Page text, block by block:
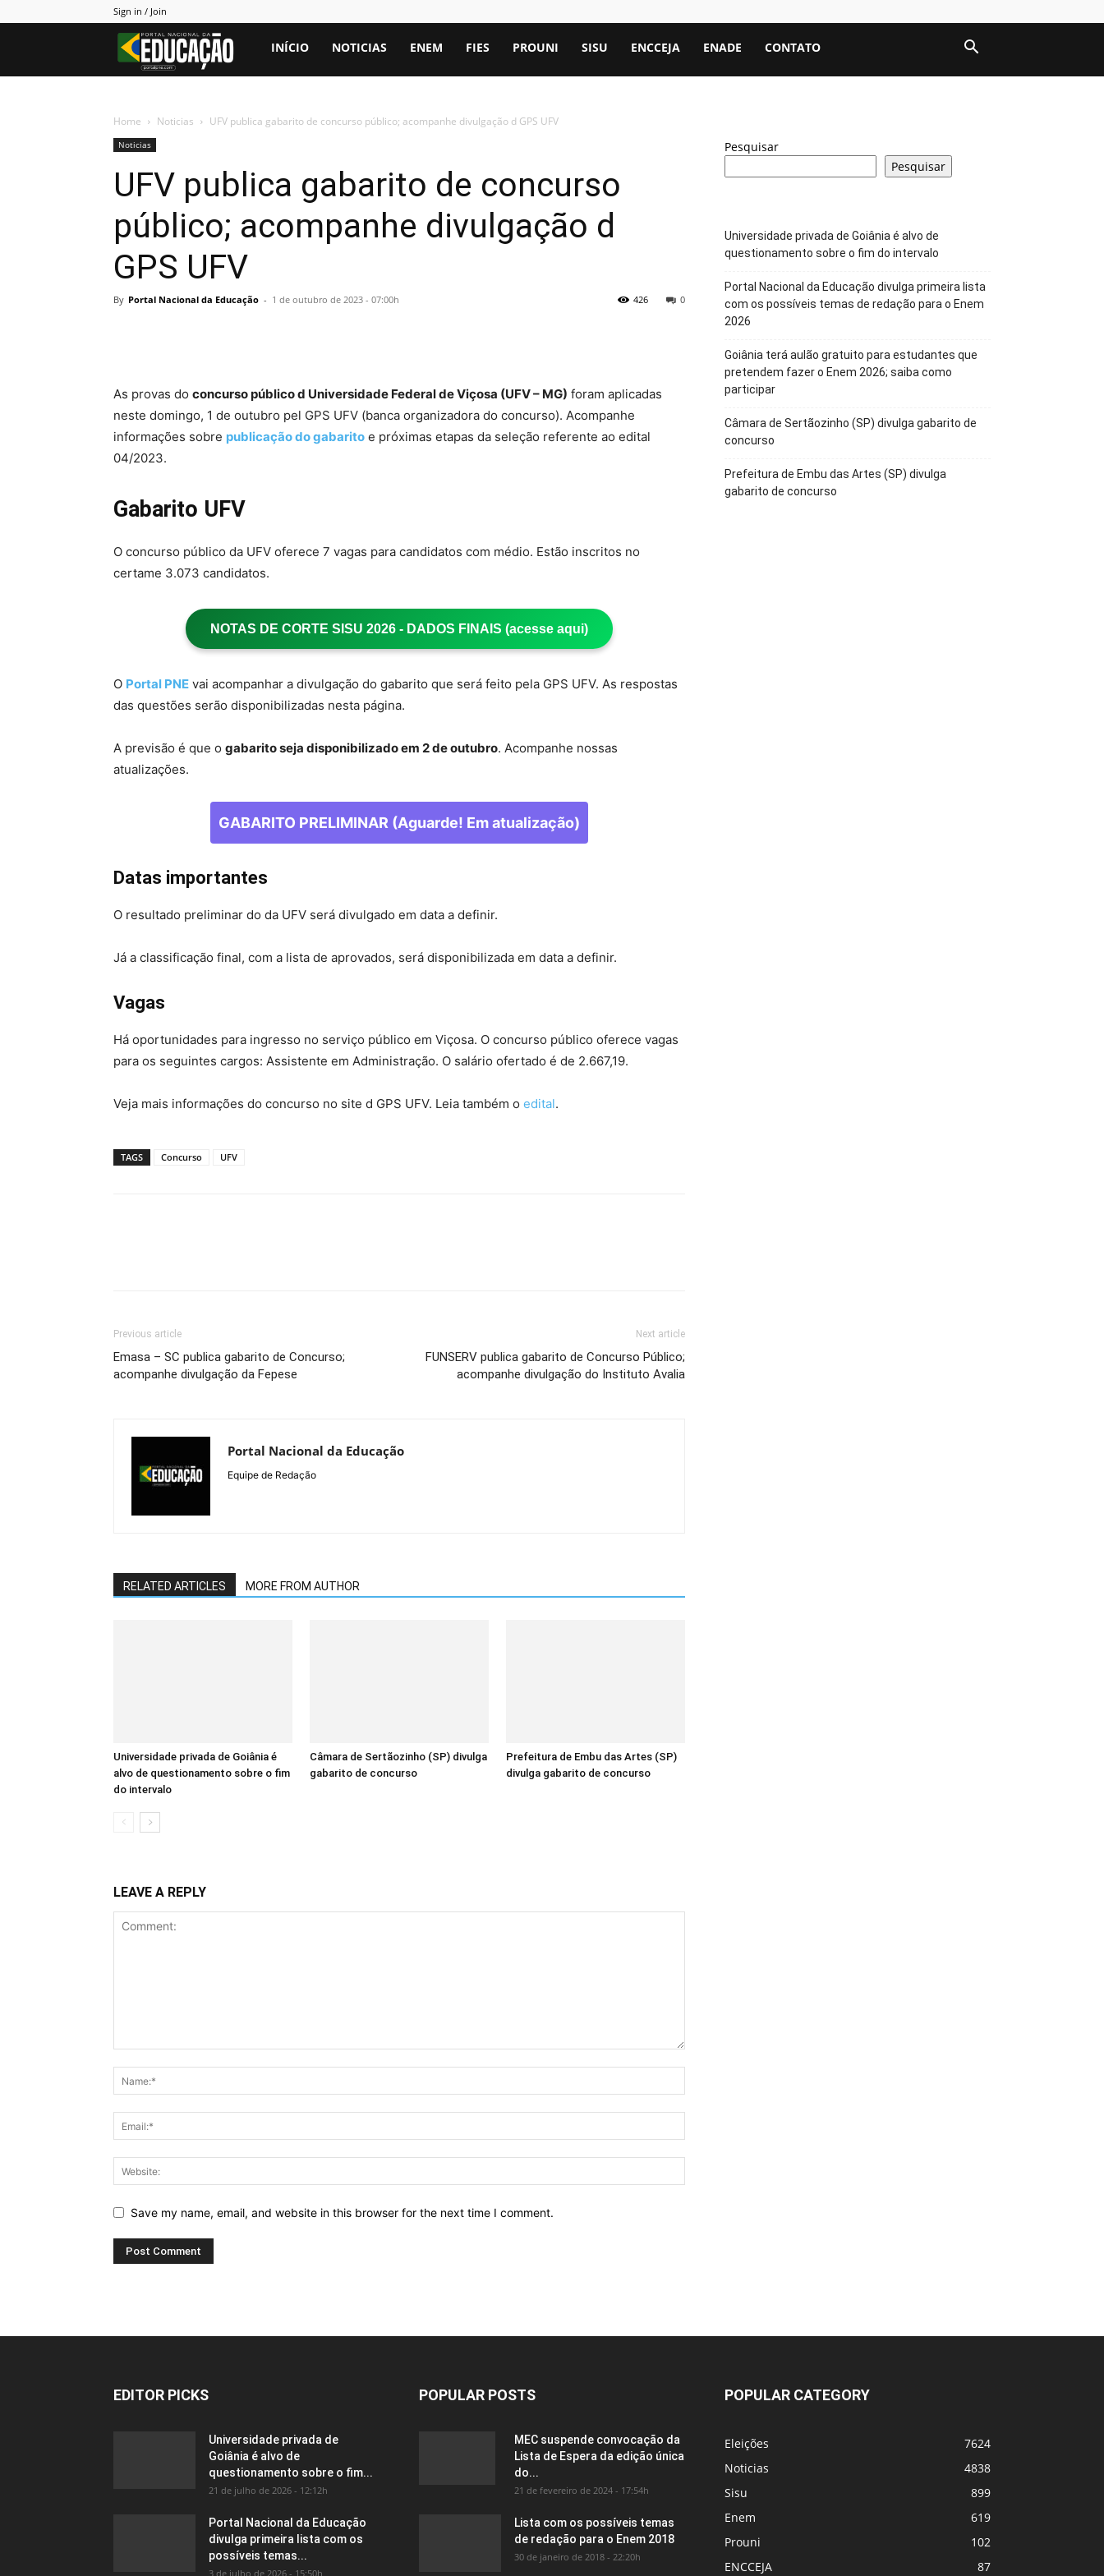
Sign in / Join
Portal
INÍCIO NOTICIAS ENEM FIES PROUNI SISU ENCCEJA ENADE CONTATO
Home Noticias UFV publica gabarito de concurso público; acompanhe divulgação d GPS UFV
Noticias
UFV publica gabarito de concurso
público; acompanhe divulgação d
GPS UFV
By Portal Nacional da Educação - 1 de outubro de 2023 - 07:00h 0
426
As provas do concurso público d Universidade Federal de Viçosa (UFV – MG) foram aplicadas
neste domingo, 1 de outubro pel GPS UFV (banca organizadora do concurso). Acompanhe
informações sobre publicação do gabarito e próximas etapas da seleção referente ao edital
04/2023.
Gabarito UFV
O concurso público da UFV oferece 7 vagas para candidatos com médio. Estão inscritos no
certame 3.073 candidatos.
NOTAS DE CORTE SISU 2026 - DADOS FINAIS (acesse aqui)
O Portal PNE vai acompanhar a divulgação do gabarito que será feito pela GPS UFV. As respostas
das questões serão disponibilizadas nesta página.
A previsão é que o gabarito seja disponibilizado em 2 de outubro. Acompanhe nossas
atualizações.
GABARITO PRELIMINAR (Aguarde! Em atualização)
Datas importantes
O resultado preliminar do da UFV será divulgado em data a definir.
Já a classificação final, com a lista de aprovados, será disponibilizada em data a definir.
Vagas
Há oportunidades para ingresso no serviço público em Viçosa. O concurso público oferece vagas
para os seguintes cargos: Assistente em Administração. O salário ofertado é de 2.667,19.
Veja mais informações do concurso no site d GPS UFV. Leia também o edital.
TAGS Concurso UFV
Previous article
Emasa – SC publica gabarito de Concurso;
acompanhe divulgação da Fepese
Next article
FUNSERV publica gabarito de Concurso Público;
acompanhe divulgação do Instituto Avalia
Portal Nacional da Educação
Equipe de Redação
RELATED ARTICLES MORE FROM AUTHOR
Universidade privada de Goiânia é
alvo de questionamento sobre o fim
do intervalo
Câmara de Sertãozinho (SP) divulga
gabarito de concurso
Prefeitura de Embu das Artes (SP)
divulga gabarito de concurso
LEAVE A REPLY
Save my name, email, and website in this browser for the next time I comment.
Pesquisar
Pesquisar
Universidade privada de Goiânia é alvo de
questionamento sobre o fim do intervalo
Portal Nacional da Educação divulga primeira lista
com os possíveis temas de redação para o Enem
2026
Goiânia terá aulão gratuito para estudantes que
pretendem fazer o Enem 2026; saiba como
participar
Câmara de Sertãozinho (SP) divulga gabarito de
concurso
Prefeitura de Embu das Artes (SP) divulga
gabarito de concurso
EDITOR PICKS
Universidade privada de
Goiânia é alvo de
questionamento sobre o fim...
21 de julho de 2026 - 12:12h
Portal Nacional da Educação
divulga primeira lista com os
possíveis temas...
3 de julho de 2026 - 15:50h
POPULAR POSTS
MEC suspende convocação da
Lista de Espera da edição única
do...
21 de fevereiro de 2024 - 17:54h
Lista com os possíveis temas
de redação para o Enem 2018
30 de janeiro de 2018 - 22:20h
POPULAR CATEGORY
Eleições
7624
Noticias
4838
Sisu
899
Enem
619
Prouni
102
ENCCEJA
87